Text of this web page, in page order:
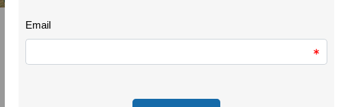
tradicionais, aprendemos com
Enchemos o jardim de vida, de
Esta iniciativa só foi possível
Ser Mais E9G, a Associação de
Tortosendo.